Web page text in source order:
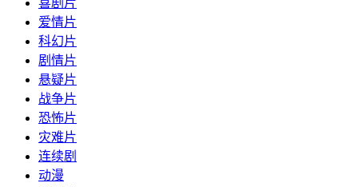
喜剧片
爱情片
科幻片
剧情片
悬疑片
战争片
恐怖片
灾难片
连续剧
动漫